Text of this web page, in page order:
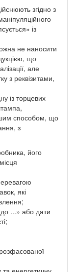
згідно з
із
не наносити
що
але
з реквізитами,
із торцевих
способом, що
з
його
які
...» або дати